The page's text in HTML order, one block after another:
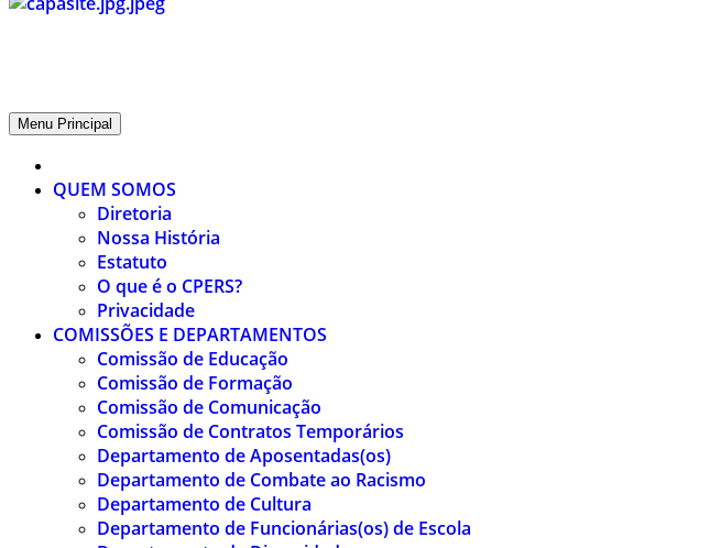
CPERS – Sindicato
CPERS – Sindicato dos Professores e Funcionários de escola do Estado do Rio Grande do Sul
Menu Principal
QUEM SOMOS
Diretoria
Nossa História
Estatuto
O que é o CPERS?
Privacidade
COMISSÕES E DEPARTAMENTOS
Comissão de Educação
Comissão de Formação
Comissão de Comunicação
Comissão de Contratos Temporários
Departamento de Aposentadas(os)
Departamento de Combate ao Racismo
Departamento de Cultura
Departamento de Funcionárias(os) de Escola